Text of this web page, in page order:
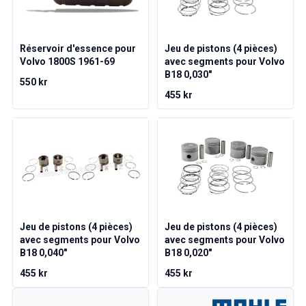
Volvo 1800 Système de freinage
Volvo 1800 Pièces de carrosserie
Volvo 1800 Système de refroidissement
Liaison de l'accélérateur du moteur Volvo 1800
Volvo 1800 Équipement électrique
Volvo 1800 Transmission/Suspension arrière
Volvo 1800 Pièces intérieures
Volvo 1800 Système de chauffage/air frais (1961-73)
Pièces Volvo 140/164
Volvo 140/164 Pièces de carrosserie
Volvo 140/164 Système de refroidissement
Réservoir d'essence pour
Volvo 1800S 1961-69
550 kr
Jeu de pistons (4 pièces)
avec segments pour Volvo
B18 0,030"
455 kr
Jeu de pistons (4 pièces)
avec segments pour Volvo
B18 0,040"
455 kr
Jeu de pistons (4 pièces)
avec segments pour Volvo
B18 0,020"
455 kr